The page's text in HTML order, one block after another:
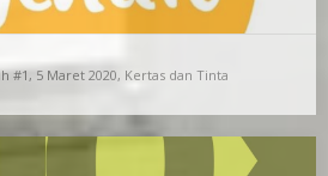
5 Maret 2020, Kertas dan
#1, 5 Maret 2020, Kertas dan Tinta